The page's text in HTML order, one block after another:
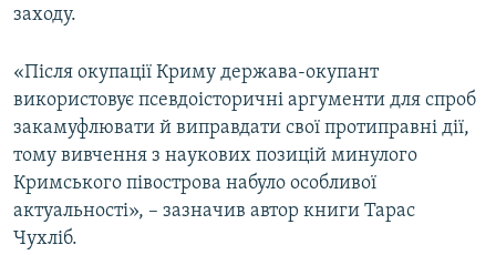
заходу.
«Після окупації Криму держава-окупант
використовує псевдоісторичні аргументи для спроб
закамуфлювати й виправдати свої протиправні дії,
тому вивчення з наукових позицій минулого
Кримського півострова набуло особливої
актуальності», – зазначив автор книги Тарас
Чухліб.